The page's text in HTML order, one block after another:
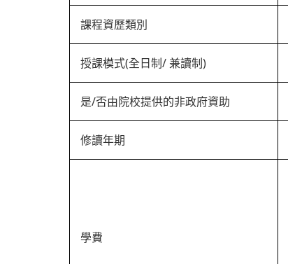
課程資歷類別
授課模式(全日制/ 兼讀制)
是/否由院校提供的非政府資助
修讀年期
學費